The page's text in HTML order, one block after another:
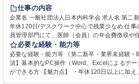
仕事の内容
企業名 一般社団法人日本内科学会 求人名 第二新卒歓迎！【正社員事務】
年休120日/デスクワーク中心で残業少なめ 仕事の内容 日本内科学会の会
員管理部門にて、医師（会員）の年会費徴収や
テム入力、電話・FAX対応をお任せします。将
営事務局業務などにも幅広く携わっていただきます。 【会員管理
入力業務】 ・医師（会員）の住所変更、個人情
・年会費の徴収管理や入金データの照合確認 【
必要な経験・能力等
必要な経験・能力等 《第二新卒・業界未経験・
須】基本的なPC操作（Word、Excelによるデー
ができる方 【魅力点】 ・年休120日以上に加え、9時～17時の「実働7時